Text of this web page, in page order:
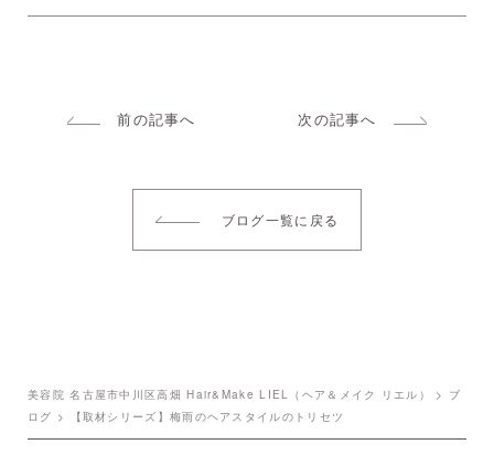
前の記事へ 次の記事へ
ブログ一覧に戻る
美容院 名古屋市中川区高畑 Hair&Make LIEL（ヘア＆メイク リエル） > ブ
ログ > 【取材シリーズ】梅雨のヘアスタイルのトリセツ